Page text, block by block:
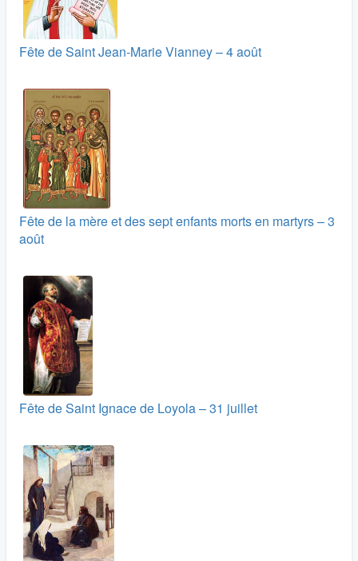
Fête de Saint Jean-Marie Vianney – 4 août
Fête de la mère et des sept enfants morts en martyrs – 3
août
Fête de Saint Ignace de Loyola – 31 juillet